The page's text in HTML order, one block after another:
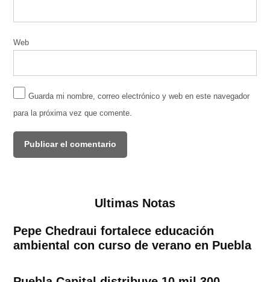
Web
Guarda mi nombre, correo electrónico y web en este navegador
para la próxima vez que comente.
Ultimas Notas
Pepe Chedraui fortalece educación
ambiental con curso de verano en Puebla